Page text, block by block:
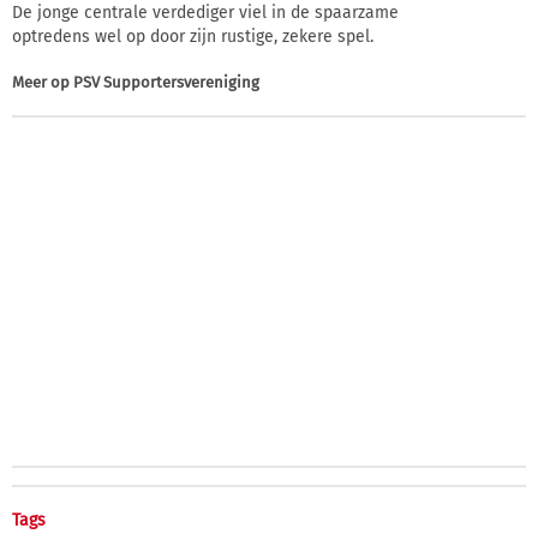
De jonge centrale verdediger viel in de spaarzame
optredens wel op door zijn rustige, zekere spel.
Meer op PSV Supportersvereniging
Tags